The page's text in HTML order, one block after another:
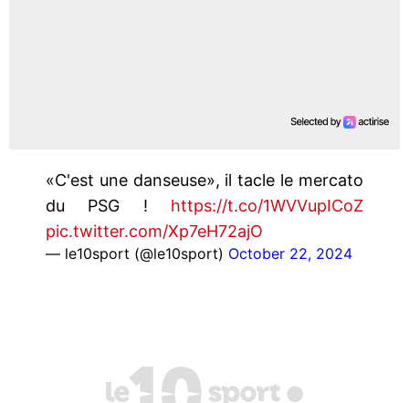
«C'est une danseuse», il tacle le mercato
du PSG ! https://t.co/1WVVupICoZ
pic.twitter.com/Xp7eH72ajO
— le10sport (@le10sport) October 22, 2024